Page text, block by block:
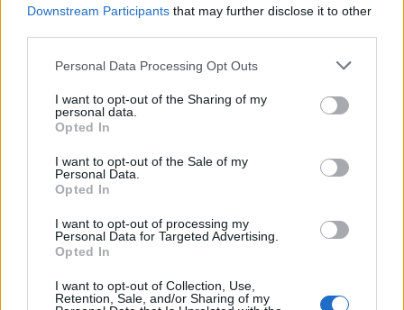
Downstream Participants that may further disclose it to other
Please note that this website/app uses one or more Google
not limited to your visit or usage behaviour. You may click to
grant or deny consent to Google and its third-party tags to
use your data for below specified purposes in below Google
consent section.
Personal Data Processing Opt Outs
I want to opt-out of the Sharing of my
personal data.
Opted In
I want to opt-out of the Sale of my
Personal Data.
Opted In
I want to opt-out of processing my
Personal Data for Targeted Advertising.
Opted In
I want to opt-out of Collection, Use,
Retention, Sale, and/or Sharing of my
Puoi effettuare l'accesso andando nella
sezioneLogindal menù del sito o
cliccandoqui
TEMI: Notizie Olbia
Remata Del Cuore
Remata Del Cuore Olbia
Condividi l'articolo
F
a
ce
T
w
it
Pi
te
W
at
S
a
Articolo precedente